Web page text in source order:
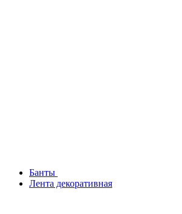
Банты
Лента декоративная